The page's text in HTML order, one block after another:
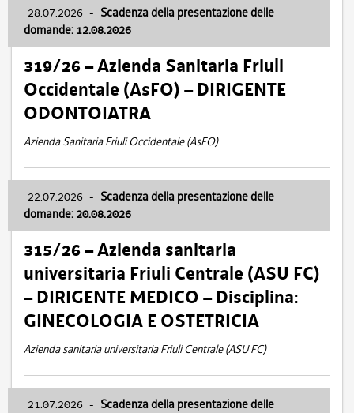
28.07.2026 - Scadenza della presentazione delle
domande: 12.08.2026
319/26 – Azienda Sanitaria Friuli
Occidentale (AsFO) – DIRIGENTE
ODONTOIATRA
Azienda Sanitaria Friuli Occidentale (AsFO)
22.07.2026 - Scadenza della presentazione delle
domande: 20.08.2026
315/26 – Azienda sanitaria
universitaria Friuli Centrale (ASU FC)
– DIRIGENTE MEDICO – Disciplina:
GINECOLOGIA E OSTETRICIA
Azienda sanitaria universitaria Friuli Centrale (ASU FC)
21.07.2026 - Scadenza della presentazione delle